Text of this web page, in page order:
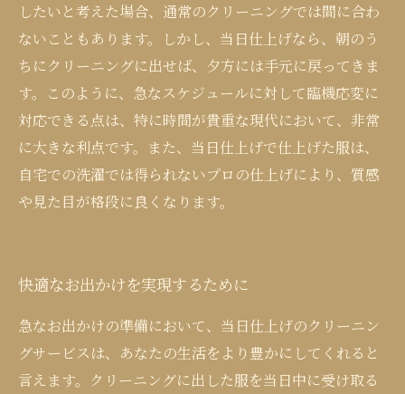
したいと考えた場合、通常のクリーニングでは間に合わ
ないこともあります。しかし、当日仕上げなら、朝のう
ちにクリーニングに出せば、夕方には手元に戻ってきま
す。このように、急なスケジュールに対して臨機応変に
対応できる点は、特に時間が貴重な現代において、非常
に大きな利点です。また、当日仕上げで仕上げた服は、
自宅での洗濯では得られないプロの仕上げにより、質感
や見た目が格段に良くなります。
快適なお出かけを実現するために
急なお出かけの準備において、当日仕上げのクリーニン
グサービスは、あなたの生活をより豊かにしてくれると
言えます。クリーニングに出した服を当日中に受け取る